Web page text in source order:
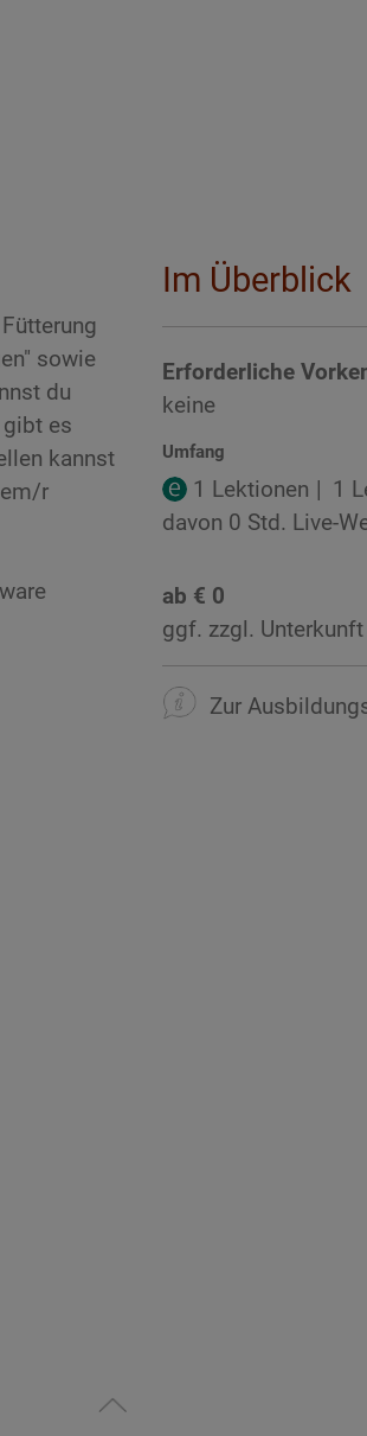
sowie
du
gibt es
kannst
r
Im Überblick
Erforderliche
keine
Umfang
1 Lektionen
1
davon 0 Std. Live-
ab € 0
ggf. zzgl.
Zur